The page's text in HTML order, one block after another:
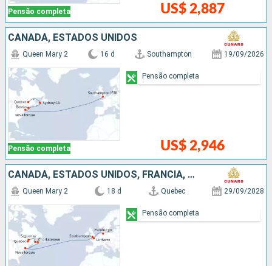
Pensão completa US$ 2,887
CANADÁ, ESTADOS UNIDOS
Pensão completa
Queen Mary 2 16 d Southampton 19/09/2026
US$ 2,946
Pensão completa
CANADÁ, ESTADOS UNIDOS, FRANCIA, ALEMANHA
Queen Mary 2 18 d Quebec 29/09/2028
Pensão completa